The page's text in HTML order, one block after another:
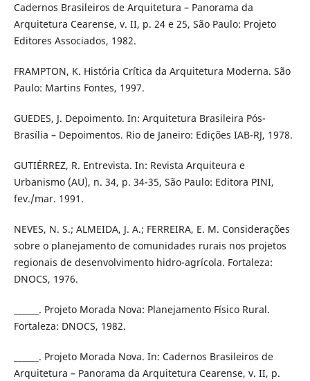
Cadernos Brasileiros de Arquitetura – Panorama da
Arquitetura Cearense, v. II, p. 24 e 25, São Paulo: Projeto
Editores Associados, 1982.
FRAMPTON, K. História Crítica da Arquitetura Moderna. São
Paulo: Martins Fontes, 1997.
GUEDES, J. Depoimento. In: Arquitetura Brasileira Pós-
Brasília – Depoimentos. Rio de Janeiro: Edições IAB-RJ, 1978.
GUTIÉRREZ, R. Entrevista. In: Revista Arquiteura e
Urbanismo (AU), n. 34, p. 34-35, São Paulo: Editora PINI,
fev./mar. 1991.
NEVES, N. S.; ALMEIDA, J. A.; FERREIRA, E. M. Considerações
sobre o planejamento de comunidades rurais nos projetos
regionais de desenvolvimento hidro-agrícola. Fortaleza:
DNOCS, 1976.
______. Projeto Morada Nova: Planejamento Físico Rural.
Fortaleza: DNOCS, 1982.
______. Projeto Morada Nova. In: Cadernos Brasileiros de
Arquitetura – Panorama da Arquitetura Cearense, v. II, p.